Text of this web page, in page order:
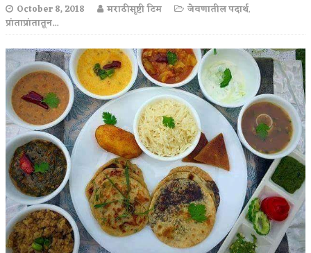
October 8, 2018 मराठीसृष्टी टिम जेवणातील पदार्थ,
प्रांताप्रांतातून...